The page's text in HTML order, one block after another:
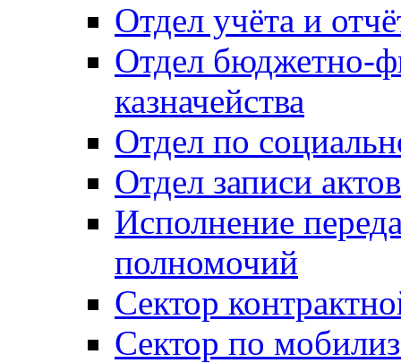
Отдел учёта и
Отдел бюджетно-
казначейства
Отдел по
Отдел записи
Исполнение
полномочий
Сектор
Сектор по